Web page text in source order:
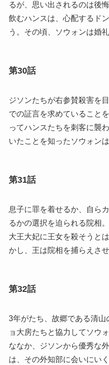
るが、思い出されるのは後
飲むハンスは、心配するド
う。その頃、ソウォンは婚
第30話
ジソンたちが右参賛殺害を
での証言を求めていること
ってハンスたちを刺客に襲
いたことを知ったソウォン
第31話
息子に罪を着せるか、自ら
るかの選択を迫られる院相
大王大妃に王女を殺そうと
かし、王は院相を捕らえさ
第32話
3年がたち、故郷である清
ョ大房たちと協力してソウ
ななか、ジソンから優秀な
は、その外知部に会いにい